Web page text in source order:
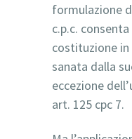
formulazione
c.p.c.
costituzione in
sanata dalla
eccezione
art. 125 cpc 7.